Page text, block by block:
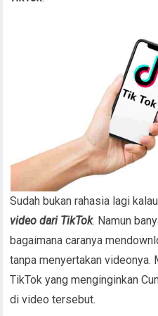
Sudah bukan rahasia lagi
video dari TikTok. Namun
bagaimana caranya
tanpa menyertakan videonya.
TikTok yang menginginkan
di video tersebut.